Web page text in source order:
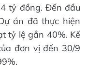
tỷ đồng. Đến đầu
án đã thực hiện
tỷ lệ gần 40%. Kế
đơn vị đến 30/9